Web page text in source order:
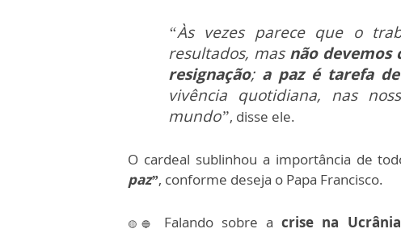
“Às vezes parece que o
resultados, masnão devemos
resignação; a paz é tarefa
vivência quotidiana, nas
mundo”, disse ele.
O cardeal sublinhou a importância de
paz”, conforme deseja o Papa Francisco.
🟡🔵 Falando sobre acrise na Ucrânia